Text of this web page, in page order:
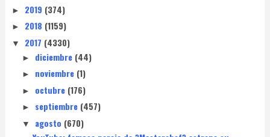
► 2019 (374)
► 2018 (1159)
▼ 2017 (4330)
► diciembre (44)
► noviembre (1)
► octubre (176)
► septiembre (457)
▼ agosto (670)